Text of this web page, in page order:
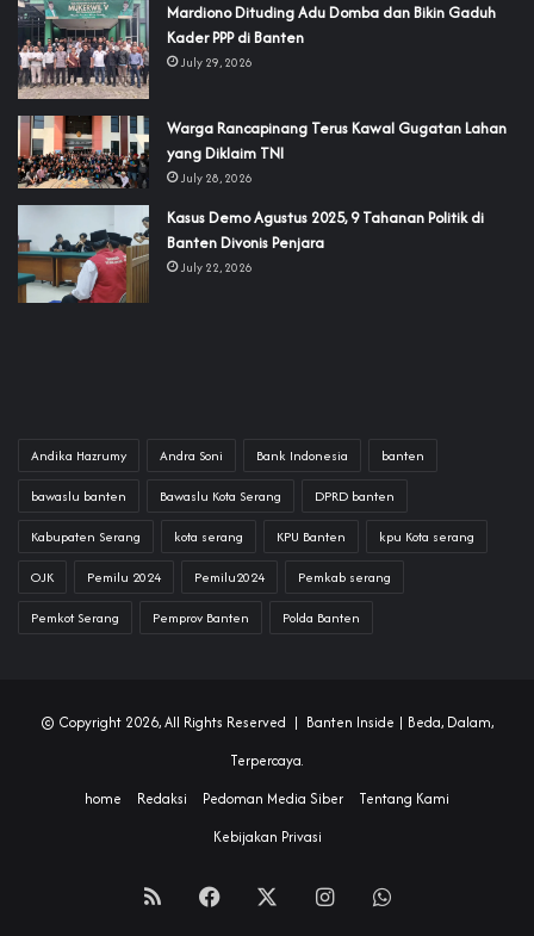
‎Mardiono Dituding Adu Domba dan Bikin Gaduh
Kader PPP di Banten
July 29, 2026
‎Warga Rancapinang Terus Kawal Gugatan Lahan
yang Diklaim TNI‎‎
July 28, 2026
‎Kasus Demo Agustus 2025, 9 Tahanan Politik di
Banten Divonis Penjara
July 22, 2026
Andika Hazrumy Andra Soni Bank Indonesia banten
bawaslu banten Bawaslu Kota Serang DPRD banten
Kabupaten Serang kota serang KPU Banten kpu Kota serang
OJK Pemilu 2024 Pemilu2024 Pemkab serang
Pemkot Serang Pemprov Banten Polda Banten
© Copyright 2026, All Rights Reserved | Banten Inside | Beda, Dalam,
Terpercaya.
home
Redaksi Pedoman Media Siber
Tentang Kami
Kebijakan Privasi
RSS Facebook InstagramWhatsApp